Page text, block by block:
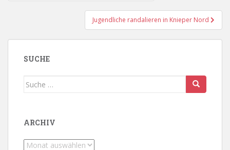
Jugendliche randalieren in Knieper Nord
SUCHE
Suche
ARCHIV
Archiv